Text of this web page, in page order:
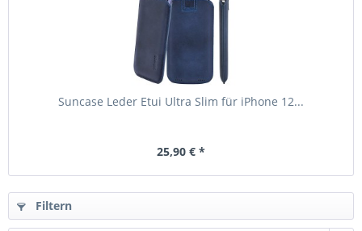
Suncase Leder Etui Ultra Slim für iPhone 12...
25,90 € *
Filtern